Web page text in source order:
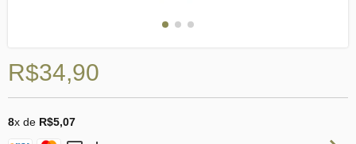
R$34,90
8x de R$5,07